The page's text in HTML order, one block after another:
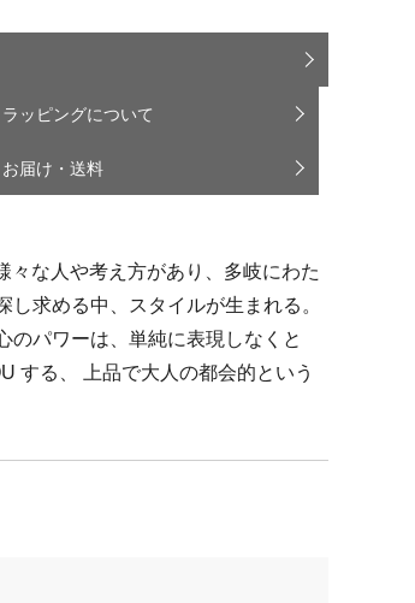
ラッピングについて
お届け・送料
な人や考え方があり、多岐にわた
求める中、スタイルが生まれる。
のパワーは、単純に表現しなくと
する、 上品で大人の都会的という